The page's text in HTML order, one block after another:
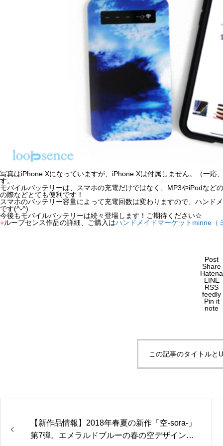
写真はiPhone Xになっていますが、iPhone Xは付属しません。（一
す。
モバイルバッテリーは、スマホの充電だけではなく、MP3やiPodなど
の際などとても便利です！
スマホのバッテリー容量によって充電回数は変わりますので、ハン
です(^-^)
今後もモバイルバッテリーは続々登場します！ご期待ください☆
●ループセンス作品の詳細、ご購入はハンドメイドマーケットminne（
Post
Share
Hatena
LINE
RSS
feedly
Pin it
note
この記事のタイトルと
【新作品情報】2018年春夏の新作「空-sora-」
第7弾。エメラルドブルーの春の空デザイン作